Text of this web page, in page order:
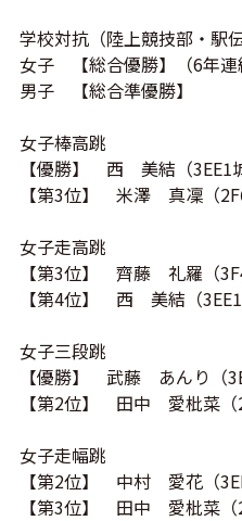
学校対抗（陸上競技部・駅伝
女子 【総合優勝】（6年連
男子 【総合準優勝】
女子棒高跳
【優勝】 西 美結（3EE1
【第3位】 米澤 真凜（
女子走高跳
【第3位】 齊藤 礼羅（
【第4位】 西 美結（3EE1
女子三段跳
【優勝】 武藤 あんり（
【第2位】 田中 愛枇菜（
女子走幅跳
【第2位】 中村 愛花（
【第3位】 田中 愛枇菜（